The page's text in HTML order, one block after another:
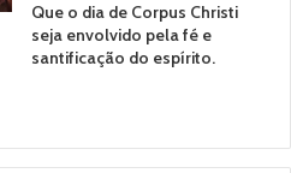
Que o dia de Corpus Christi
seja envolvido pela fé e
santificação do espírito.